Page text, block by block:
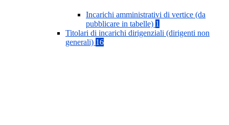
Incarichi amministrativi di vertice (da
pubblicare in tabelle) 1
Titolari di incarichi dirigenziali (dirigenti non
generali) 16